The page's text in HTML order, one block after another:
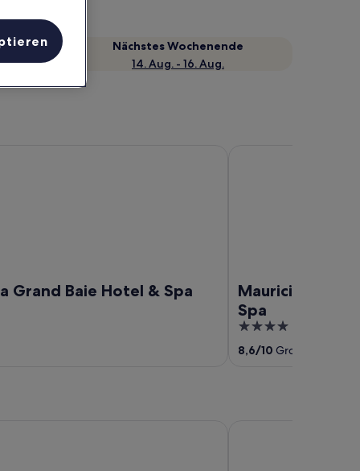
Nächstes Wochenende
14. Aug. - 16. Aug.
Grand Baie Hotel & Spa
Mauricia
Spa
4
out
of
8,6/10 Großartig! (442